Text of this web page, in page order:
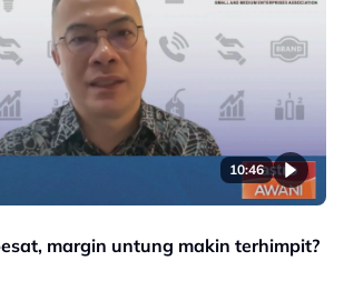
10:46
margin untung makin terhimpit?